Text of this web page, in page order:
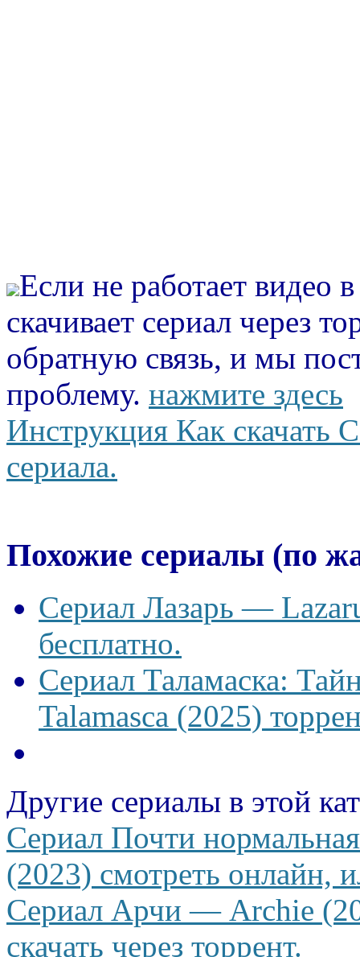
Если не работает видео
скачивает сериал через
обратную связь, и мы
проблему. нажмите здесь
Инструкция Как скачать
сериала.
Похожие сериалы (по
Сериал Лазарь —
бесплатно.
Сериал Таламаска:
Talamasca (2025)
Другие сериалы в этой
Сериал Почти
(2023) смотреть онлайн,
Сериал Арчи — Archie
скачать через торрент.